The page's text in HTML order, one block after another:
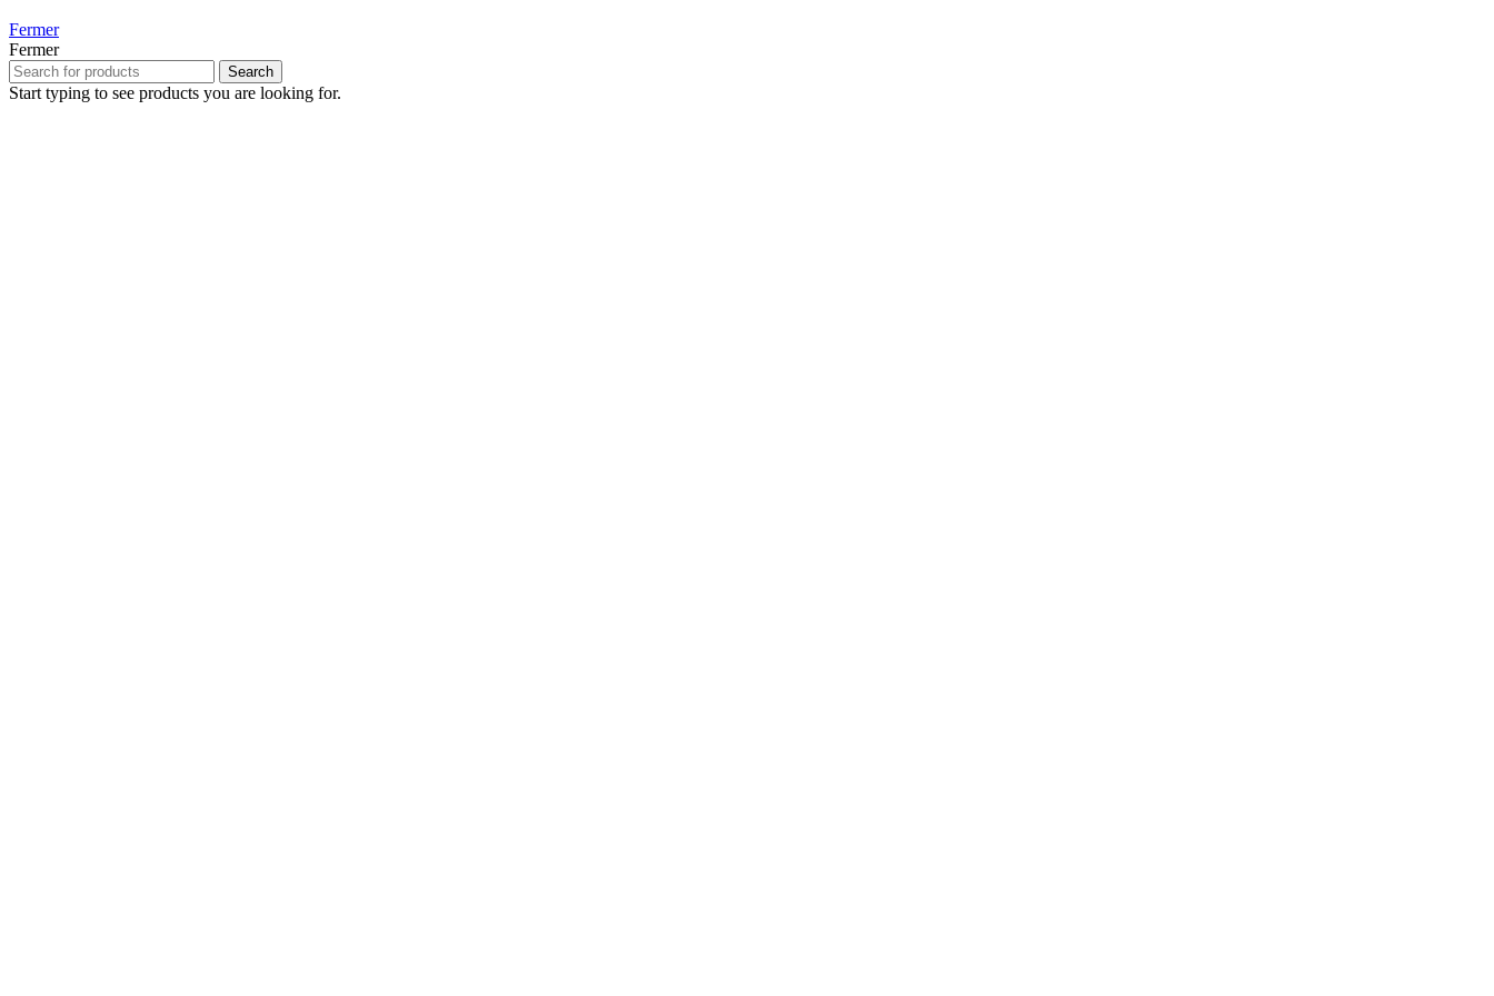
Fermer
Fermer
Search
Start typing to see products you are looking for.